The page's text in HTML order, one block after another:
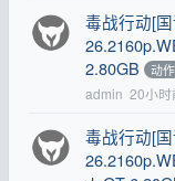
毒战行动[
2.80GB
动作
admin 20小时
毒战行动[